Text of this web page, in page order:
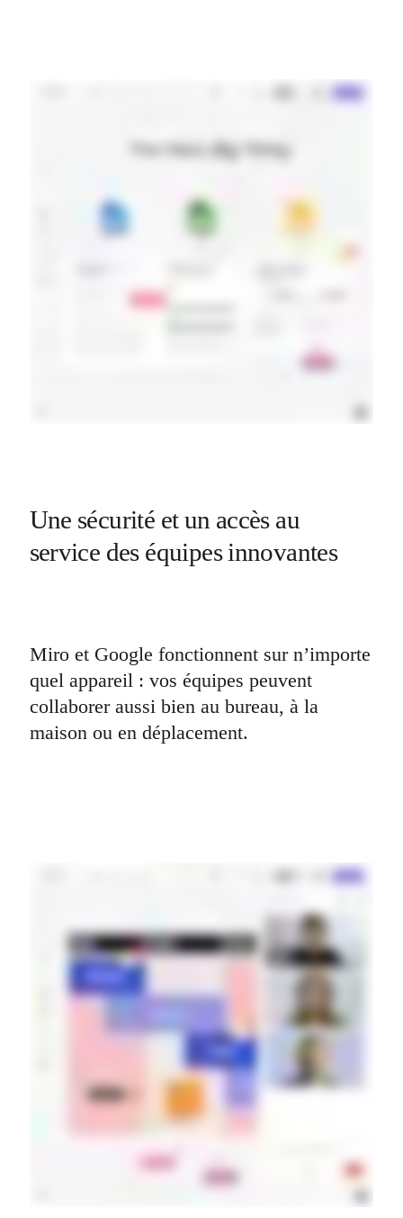
Une sécurité et un accès au
service des équipes innovantes
Miro et Google fonctionnent sur n’importe
quel appareil : vos équipes peuvent
collaborer aussi bien au bureau, à la
maison ou en déplacement.